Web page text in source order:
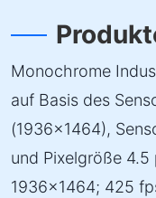
Monochrome
auf Basis des
(1936×1464),
und Pixelgröße 4.5
1936×1464; 425